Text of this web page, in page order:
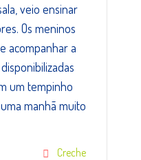
veio ensinar
Os meninos
acompanhar a
um tempinho
manhã muito
Creche